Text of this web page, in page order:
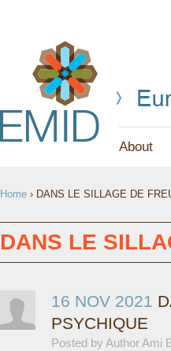
About
U
A
E
Home › DANS LE SILLAGE DE
DANS LE
16 NOV 2021
PSYCHIQUE
Posted by Author Ami